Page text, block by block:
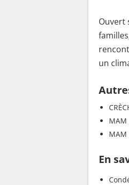
Ouvert
un
MAM
MAM
En